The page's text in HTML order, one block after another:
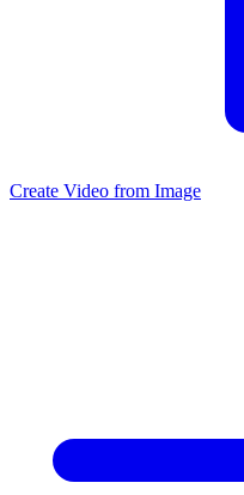
Create Video from Image